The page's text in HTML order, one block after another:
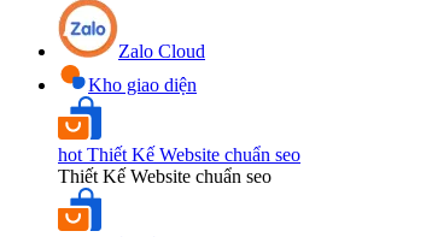
Zalo Cloud
Kho giao diện
hot Thiết Kế Website chuẩn seo
Thiết Kế Website chuẩn seo